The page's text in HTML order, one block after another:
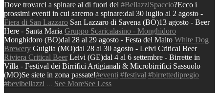
Dove trovarci a spinare al di fuori del #BellazziSpaccio?Ecco i
prossimi eventi in cui saremo a spinare:dal 30 luglio al 2 agosto -
Fiera di San Lazzaro San Lazzaro di Savena (BO)13 agosto - Beer
Here - Santa Maria Gruppo Scaricalasino - Monghidoro
Monghidoro (BO)dal 28 al 29 agosto - Festa del Malto White Dog
Brewery Guiglia (MO)dal 28 al 30 agosto - Leivi Critical Beer
Riviera Critical Beer Leivi (GE)dal 4 al 6 settembre - Birrette in
Villa - Festival dei Birrifici Artigianali & Microbirrifici Sassuolo
(MO)Se siete in zona passate!#eventi #festival #birrettedipregio
#bevibellazzi
See MoreSee Less